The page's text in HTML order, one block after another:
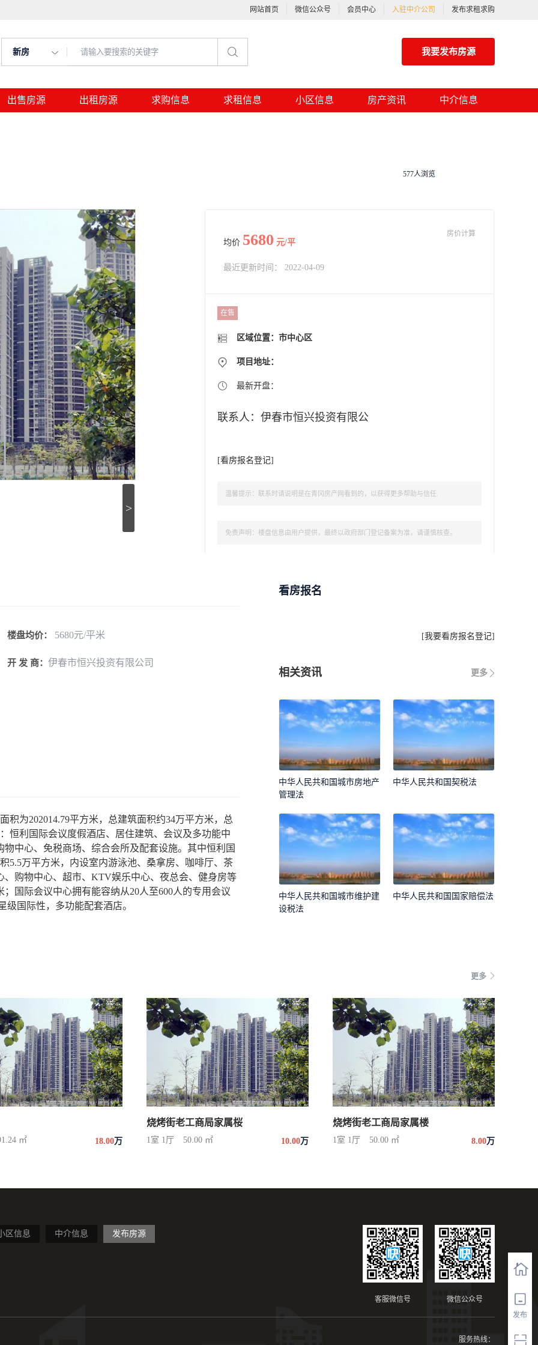
网站首页 微信公众号 会员中心 入驻中介公司 发布求租求购
新房 我要发布房源
出售房源 出租房源 求购信息 求租信息 小区信息 房产资讯 中介信息
发布
577人浏览
>
均价 5680 元/平
房价计算
最近更新时间： 2022-04-09
在售
区域位置： 市中心区
项目地址：
最新开盘：
联系人：伊春市恒兴投资有限公
[看房报名登记]
温馨提示：联系时请说明是在青冈房产网看到的，以获得更多帮助与信任.
免责声明：楼盘信息由用户提供，最终以政府部门登记备案为准，请谨慎核查。
楼盘均价： 5680元/平米
开 发 商： 伊春市恒兴投资有限公司
为202014.79平方米，总建筑面积约34万平方米，总
恒利国际会议度假酒店、居住建筑、会议及多功能中
中心、免税商场、综合会所及配套设施。其中恒利国
5.5万平方米，内设室内游泳池、桑拿房、咖啡厅、茶
购物中心、超市、KTV娱乐中心、夜总会、健身房等
国际会议中心拥有能容纳从20人至600人的专用会议
国际性，多功能配套酒店。
看房报名
[我要看房报名登记]
更多
相关资讯
中华人民共和国城市房地产
管理法
中华人民共和国契税法
中华人民共和国城市维护建
设税法
中华人民共和国国家赔偿法
更多
㎡ 18.00万
烧烤街老工商局家属桜
1室 1厅 50.00 ㎡ 10.00万
烧烤街老工商局家属楼
1室 1厅 50.00 ㎡ 8.00万
区信息 中介信息 发布房源
微信公众号
客服微信号
服务热线：